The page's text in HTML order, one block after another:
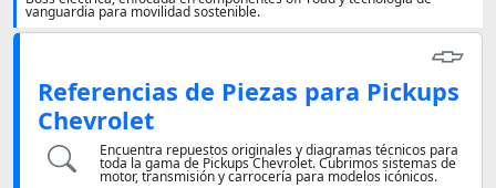
vanguardia para movilidad sostenible.
Referencias de Piezas para Pickups
Chevrolet
Encuentra repuestos originales y diagramas técnicos para
toda la gama de Pickups Chevrolet. Cubrimos sistemas de
motor, transmisión y carrocería para modelos icónicos.